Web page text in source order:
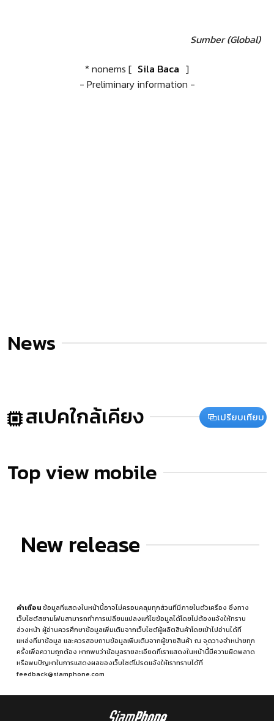
Sumber (Global)
* nonems [ Sila Baca ]
- Preliminary information -
News
สเปคใกล้เคียง เปรียบเทียบ
Top view mobile
New release
คำเตือนข้อมูลที่แสดงในหน้านี้อาจไม่ครอบคลุมทุกส่วนที่มีภายในตัวเครื่อง ซึ่งทาง
เว็บไซต์สยามโฟนสามารถทำการเปลี่ยนแปลงแก้ไขข้อมูลได้โดยไม่ต้องแจ้งให้ทราบ
ล่วงหน้า ผู้อ่านควรศึกษาข้อมูลเพิ่มเติมจากเว็บไซต์ผู้ผลิตสินค้าโดยเข้าไปอ่านได้ที่
แหล่งที่มาข้อมูล และควรสอบถามข้อมูลเพิ่มเติมจากผู้ขายสินค้า ณ จุดวางจำหน่ายทุก
ครั้งเพื่อความถูกต้อง หากพบว่าข้อมูลรายละเอียดที่เราแสดงในหน้านี้มีความผิดพลาด
หรือพบปัญหาในการแสดงผลของเว็บไซต์โปรดแจ้งให้เราทราบได้ที่
feedback@siamphone.com